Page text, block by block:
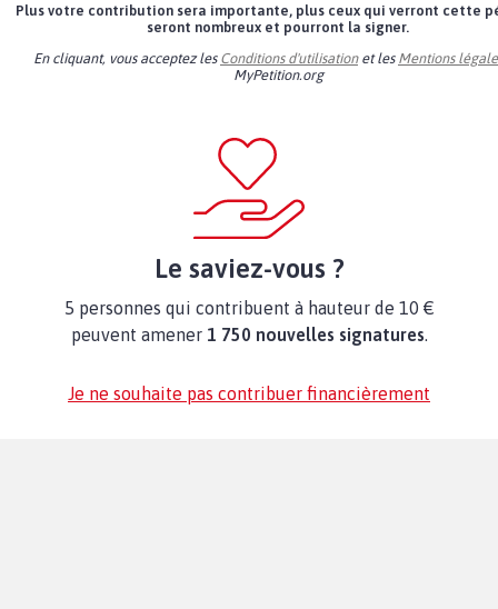
Plus votre contribution sera importante, plus ceux qui verront cette
seront nombreux et pourront la signer.
En cliquant, vous acceptez les Conditions d'utilisationet les Mentions
MyPetition.org
Le saviez-vous ?
5 personnes qui contribuent à hauteur de 10 €
peuvent amener 1 750 nouvelles signatures.
Je ne souhaite pas contribuer financièrement